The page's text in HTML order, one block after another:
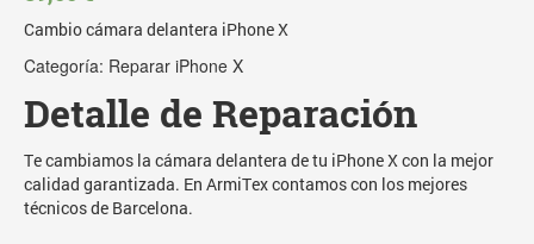
Cambio cámara delantera iPhone X
Categoría: Reparar iPhone X
Detalle de Reparación
Te cambiamos la cámara delantera de tu iPhone X con la mejor
calidad garantizada. En ArmiTex contamos con los mejores
técnicos de Barcelona.